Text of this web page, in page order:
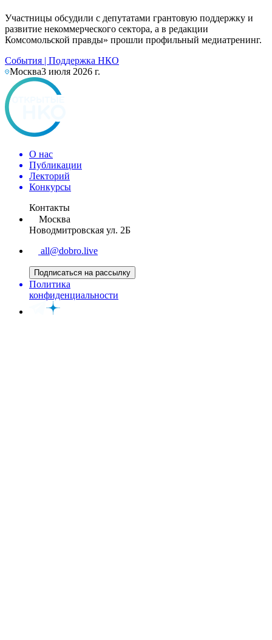
Участницы обсудили с депутатами грантовую поддержку и
развитие некоммерческого сектора, а в редакции
Комсомольской правды» прошли профильный медиатренинг.
События | Поддержка НКО
Москва3 июля 2026 г.
О нас
Публикации
Лекторий
Конкурсы
Контакты
Москва
Новодмитровская ул. 2Б
all@dobro.live
Подписаться на рассылку
Политика
конфиденциальности